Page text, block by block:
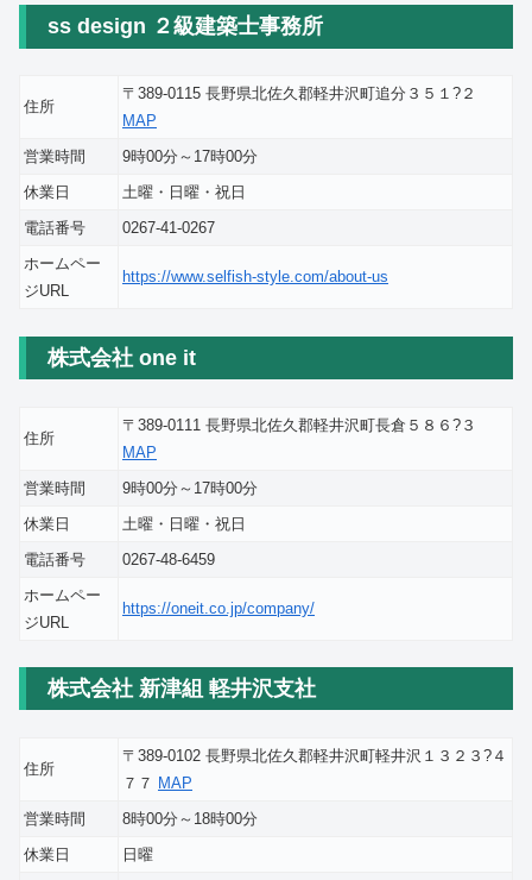
ss design ２級建築士事務所
住所
〒389-0115 長野県北佐久郡軽井沢町追分３５１?２
MAP
営業時間
9時00分～17時00分
休業日
土曜・日曜・祝日
電話番号
0267-41-0267
ホームペー
ジURL
https://www.selfish-style.com/about-us
株式会社 one it
住所
〒389-0111 長野県北佐久郡軽井沢町長倉５８６?３
MAP
営業時間
9時00分～17時00分
休業日
土曜・日曜・祝日
電話番号
0267-48-6459
ホームペー
ジURL
https://oneit.co.jp/company/
株式会社 新津組 軽井沢支社
住所
〒389-0102 長野県北佐久郡軽井沢町軽井沢１３２３?４
７７ MAP
営業時間
8時00分～18時00分
休業日
日曜